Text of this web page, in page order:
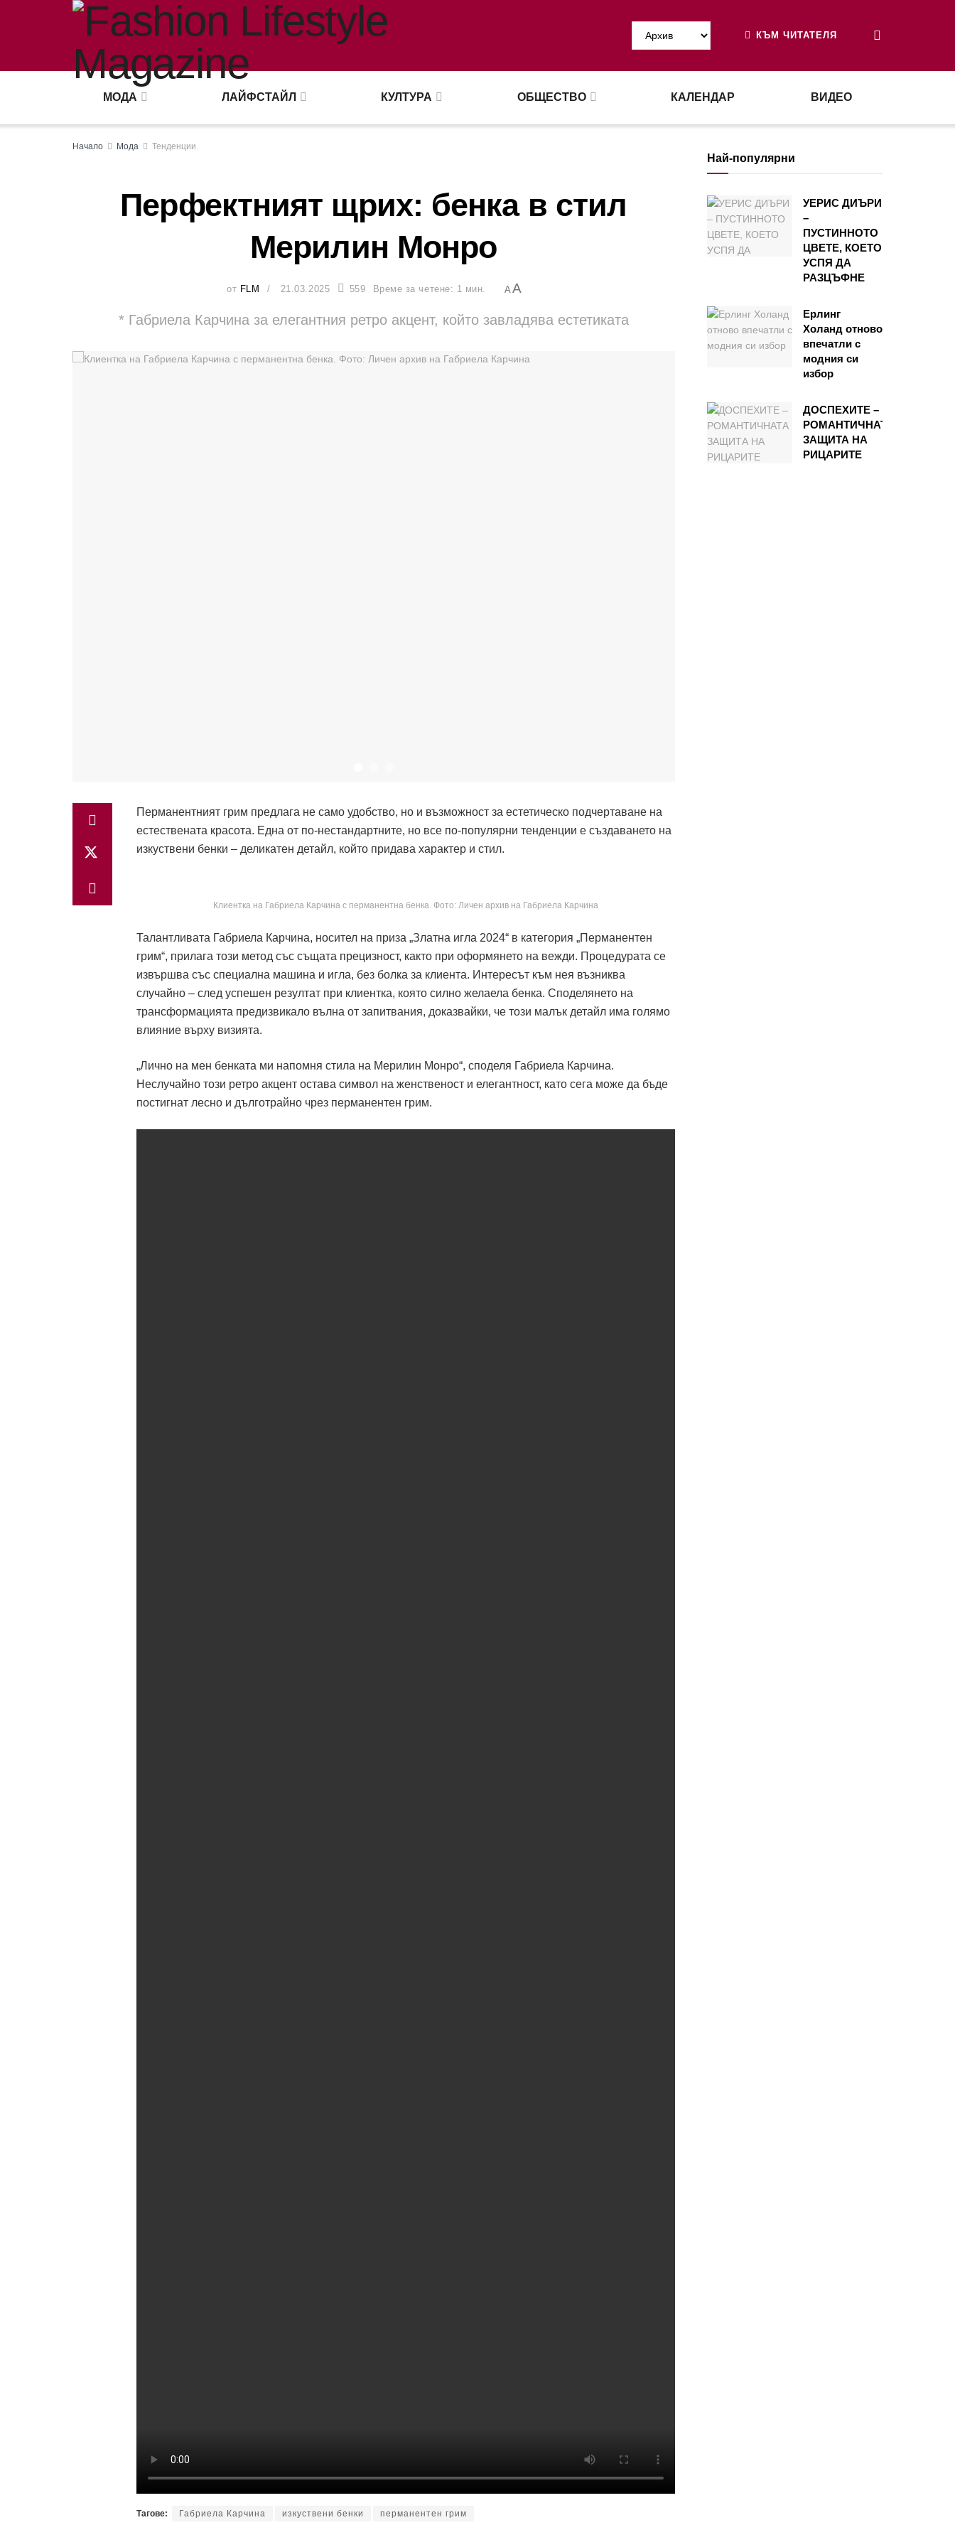
КЪМ ЧИТАТЕЛЯ
МОДА ЛАЙФСТАЙЛ КУЛТУРА ОБЩЕСТВО КАЛЕНДАР ВИДЕО
Начало Мода Тенденции
Перфектният щрих: бенка в стил
Мерилин Монро
от FLM 21.03.2025 559 Време за четене: 1 мин. AA
* Габриела Карчина за елегантния ретро акцент, който завладява естетиката
Перманентният грим предлага не само удобство, но и възможност за естетическо подчертаване на
естествената красота. Една от по-нестандартните, но все по-популярни тенденции е създаването на
изкуствени бенки – деликатен детайл, който придава характер и стил.
Клиентка на Габриела Карчина с перманентна бенка. Фото: Личен архив на Габриела Карчина
Талантливата Габриела Карчина, носител на приза „Златна игла 2024“ в категория „Перманентен
грим“, прилага този метод със същата прецизност, както при оформянето на вежди. Процедурата се
извършва със специална машина и игла, без болка за клиента. Интересът към нея възниква
случайно – след успешен резултат при клиентка, която силно желаела бенка. Споделянето на
трансформацията предизвикало вълна от запитвания, доказвайки, че този малък детайл има голямо
влияние върху визията.
„Лично на мен бенката ми напомня стила на Мерилин Монро“, споделя Габриела Карчина.
Неслучайно този ретро акцент остава символ на женственост и елегантност, като сега може да бъде
постигнат лесно и дълготрайно чрез перманентен грим.
Тагове: Габриела Карчина изкуствени бенки перманентен грим
Най-популярни
УЕРИС ДИЪРИ
–
ПУСТИННОТО
ЦВЕТЕ, КОЕТО
УСПЯ ДА
РАЗЦЪФНЕ
Ерлинг
Холанд отново
впечатли с
модния си
избор
ДОСПЕХИТЕ –
РОМАНТИЧНАТА
ЗАЩИТА НА
РИЦАРИТЕ